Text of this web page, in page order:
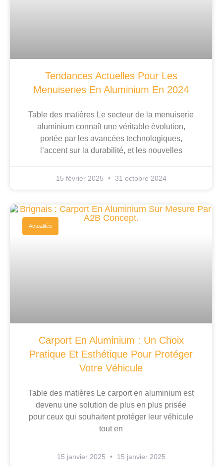
Tendances Actuelles Pour Les
Menuiseries En Aluminium En 2024
Table des matières Le secteur de la menuiserie
aluminium connaît une véritable évolution,
portée par les avancées technologiques,
l’accent sur la durabilité, et les nouvelles
15 février 2025 31 octobre 2024
Actualités
Carport En Aluminium : Un Choix
Pratique Et Esthétique Pour Protéger
Votre Véhicule
Table des matières Le carport en aluminium est
devenu une solution de plus en plus prisée
pour ceux qui souhaitent protéger leur véhicule
tout en
15 janvier 2025 15 janvier 2025